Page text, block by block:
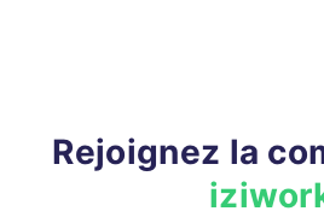
Rejoignez la